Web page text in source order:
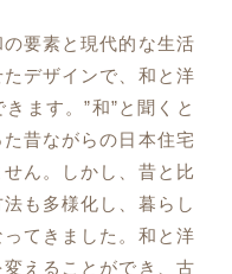
要素と現代的な生活
デザインで、和と洋
ます。”和”と聞くと
昔ながらの日本住宅
ん。しかし、昔と比
も多様化し、暮らし
てきました。和と洋
えることができ、古